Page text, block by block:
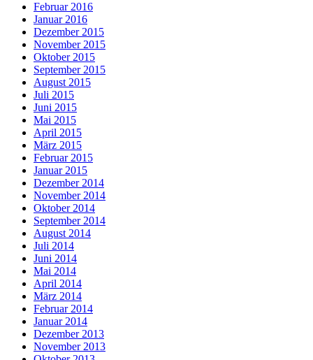
Februar 2016
Januar 2016
Dezember 2015
November 2015
Oktober 2015
September 2015
August 2015
Juli 2015
Juni 2015
Mai 2015
April 2015
März 2015
Februar 2015
Januar 2015
Dezember 2014
November 2014
Oktober 2014
September 2014
August 2014
Juli 2014
Juni 2014
Mai 2014
April 2014
März 2014
Februar 2014
Januar 2014
Dezember 2013
November 2013